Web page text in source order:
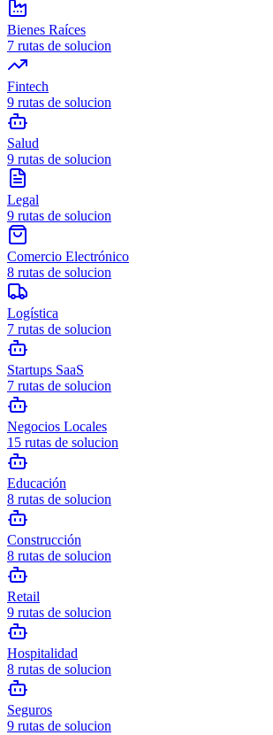
Bienes Raíces
7 rutas de solucion
Fintech
9 rutas de solucion
Salud
9 rutas de solucion
Legal
9 rutas de solucion
Comercio Electrónico
8 rutas de solucion
Logística
7 rutas de solucion
Startups SaaS
7 rutas de solucion
Negocios Locales
15 rutas de solucion
Educación
8 rutas de solucion
Construcción
8 rutas de solucion
Retail
9 rutas de solucion
Hospitalidad
8 rutas de solucion
Seguros
9 rutas de solucion